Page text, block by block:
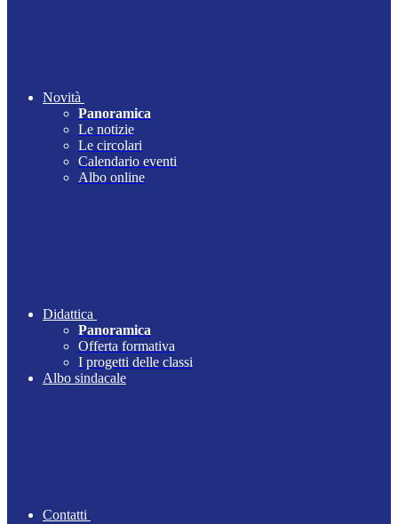
Novità
Panoramica
Le notizie
Le circolari
Calendario eventi
Albo online
Didattica
Panoramica
Offerta formativa
I progetti delle classi
Albo sindacale
Contatti